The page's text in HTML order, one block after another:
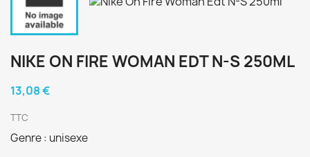
NIKE ON FIRE WOMAN EDT N-S 250ML
13,08 €
TTC
Genre : unisexe